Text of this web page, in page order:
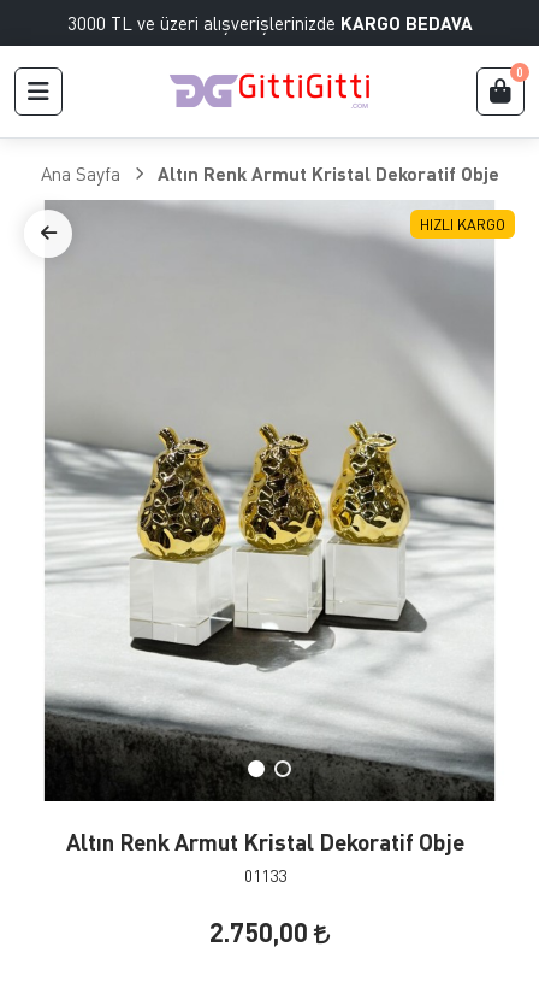
3000 TL ve üzeri alışverişlerinizde KARGO BEDAVA
0
Ana Sayfa Altın Renk Armut Kristal Dekoratif Obje
HIZLI KARGO
Altın Renk Armut Kristal Dekoratif Obje
01133
2.750,00